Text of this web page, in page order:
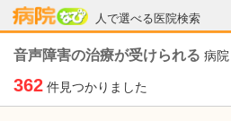
人で選べる医院検索
病院なび
音声障害の治療が受けられる 病
362 件見つかりました